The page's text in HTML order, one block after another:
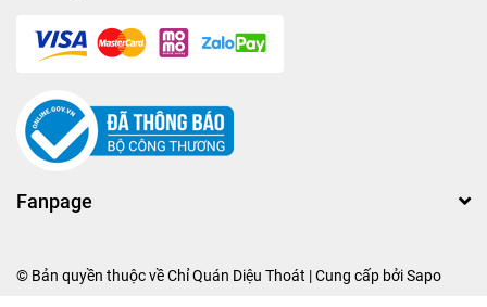
Fanpage
© Bản quyền thuộc vềChỉ Quán Diệu Thoát | Cung cấp bởiSapo